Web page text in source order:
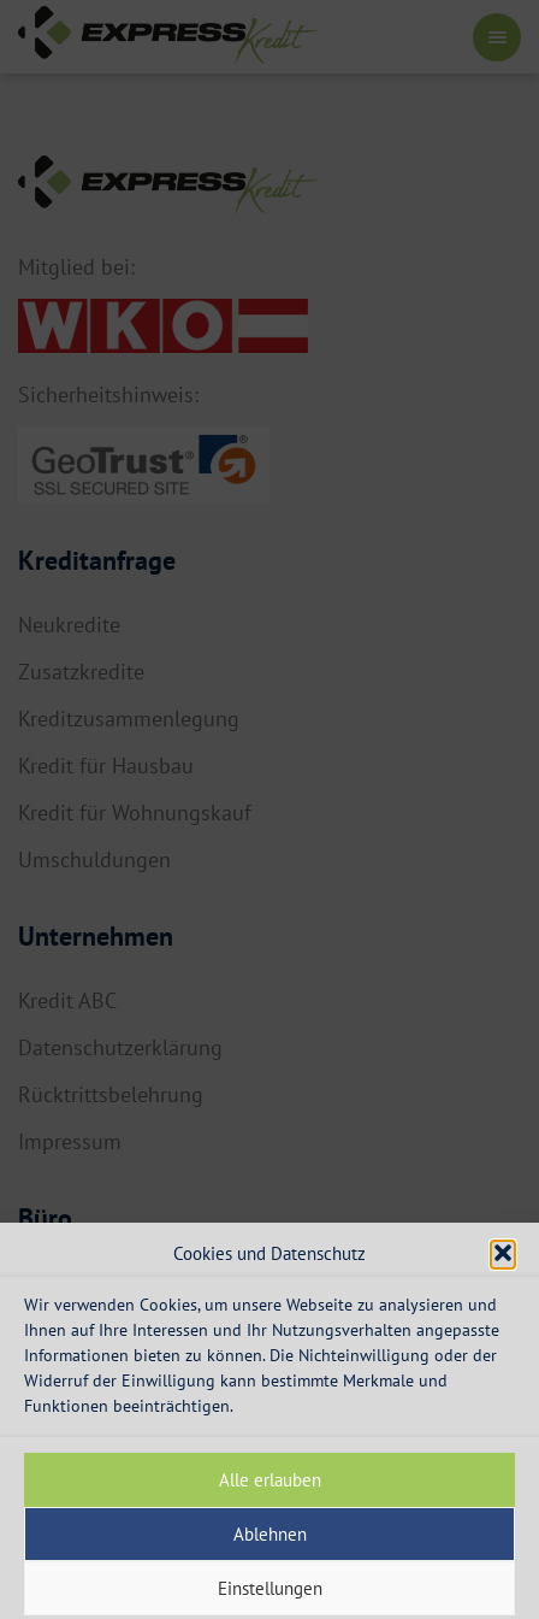
Cookies und Datenschutz
Wir verwenden Cookies, um unsere Webseite zu analysieren und
Ihnen auf Ihre Interessen und Ihr Nutzungsverhalten angepasste
Informationen bieten zu können. Die Nichteinwilligung oder der
Widerruf der Einwilligung kann bestimmte Merkmale und
Funktionen beeinträchtigen.
Alle erlauben
Ablehnen
Einstellungen
Mitglied bei:
Sicherheitshinweis:
Kreditanfrage
Neukredite
Zusatzkredite
Kreditzusammenlegung
Kredit für Hausbau
Kredit für Wohnungskauf
Umschuldungen
Unternehmen
Kredit ABC
Datenschutzerklärung
Rücktrittsbelehrung
Impressum
Büro
Dorf 55a
info@expresskredit.at
MO-DO:
08:30 – 12:30 Uhr
13:30 – 16:00 Uhr
© 2003 - 2026 - Express Kredit - die Spezialisten für